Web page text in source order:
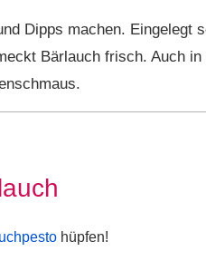
Dipps machen. Eingelegt
Bärlauch frisch. Auch
hüpfen!